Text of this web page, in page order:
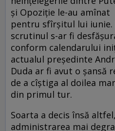
și Opoziție le-au amînat
pentru sfîrșitul lui iunie.
scrutinul s-ar fi
conform calendarului
actualul președinte
Duda ar fi avut o șansă
de a cîștiga al doilea
din primul tur.
Soarta a decis însă
administrarea mai